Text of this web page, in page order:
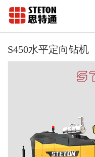
S450水平定向钻机